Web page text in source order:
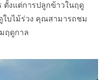
ตั้งแต่การปลูกข้าวในฤดู
ใบไม้ร่วง คุณสามารถชม
ฤดูกาล